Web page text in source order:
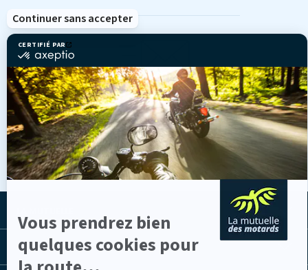
CERTIFIÉ PAR
certifié
Axeptio
-
En
savoir
plus
sur
Axeptio
Vous prendrez bien
quelques cookies pour
Continuer sans accepter
Envoyer un email
Vous pouvez contacter la
direction communication à
presse(at)amdm.fr
LES LIENS UTILES